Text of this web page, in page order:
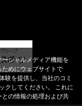
シャルメディア機能を
めにウェブサイトで
験を提供し、当社のコミ
クしてください。 これに
の情報の処理および共